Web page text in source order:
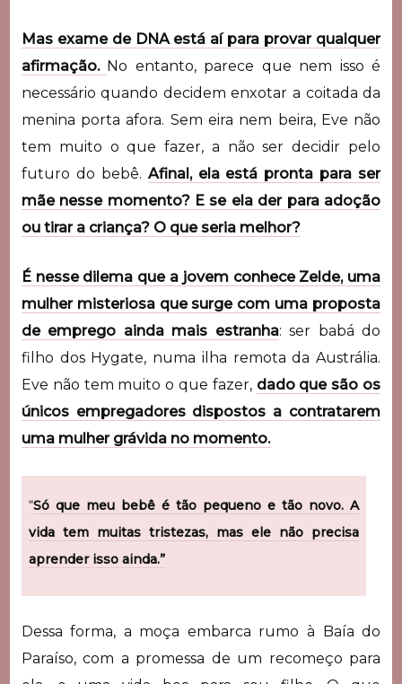
Mas exame de DNA está aí para provar qualquer
afirmação. No entanto, parece que nem isso é
necessário quando decidem enxotar a coitada da
menina porta afora. Sem eira nem beira, Eve não
tem muito o que fazer, a não ser decidir pelo
futuro do bebê. Afinal, ela está pronta para ser
mãe nesse momento? E se ela der para adoção
ou tirar a criança? O que seria melhor?
É nesse dilema que a jovem conhece Zelde, uma
mulher misteriosa que surge com uma proposta
de emprego ainda mais estranha: ser babá do
filho dos Hygate, numa ilha remota da Austrália.
Eve não tem muito o que fazer, dado que são os
únicos empregadores dispostos a contratarem
uma mulher grávida no momento.
“Só que meu bebê é tão pequeno e tão novo. A
vida tem muitas tristezas, mas ele não precisa
aprender isso ainda.”
Dessa forma, a moça embarca rumo à Baía do
Paraíso, com a promessa de um recomeço para